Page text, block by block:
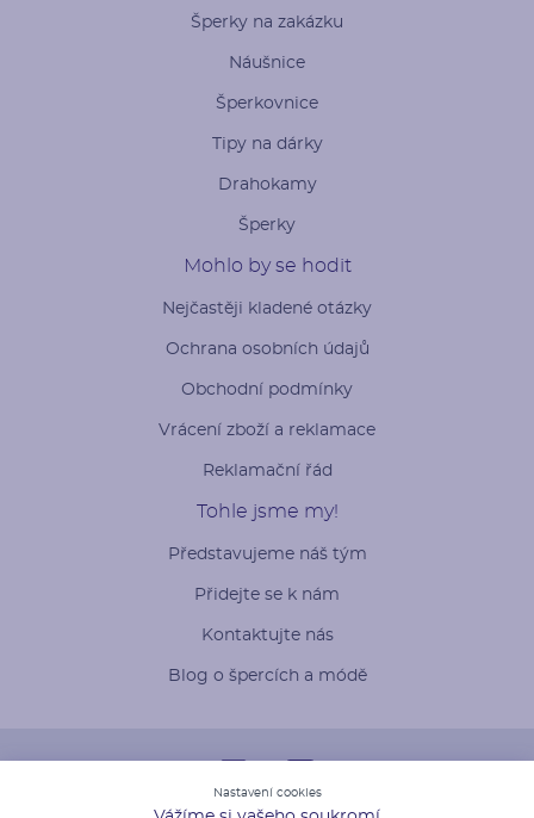
Nastavení cookies
Šperky na zakázku
Náušnice
Šperkovnice
Tipy na dárky
Drahokamy
Šperky
Mohlo by se hodit
Nejčastěji kladené otázky
Ochrana osobních údajů
Obchodní podmínky
Vrácení zboží a reklamace
Reklamační řád
Tohle jsme my!
Představujeme náš tým
Přidejte se k nám
Kontaktujte nás
Blog o špercích a módě